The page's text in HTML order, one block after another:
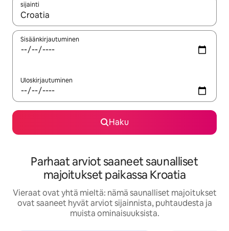
sijainti
Kun tulokset ovat saatavilla, navigoi ylös- ja alas-
Sisäänkirjautuminen
Uloskirjautuminen
Haku
Parhaat arviot saaneet saunalliset
majoitukset paikassa Kroatia
Vieraat ovat yhtä mieltä: nämä saunalliset majoitukset
ovat saaneet hyvät arviot sijainnista, puhtaudesta ja
muista ominaisuuksista.